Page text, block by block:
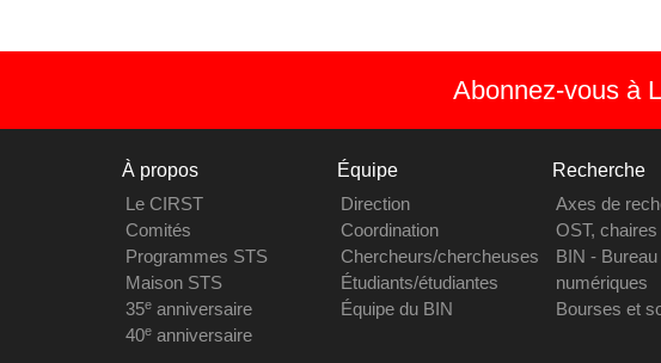
Abonnez-vous à
À propos
Le CIRST
Comités
Programmes STS
Maison STS
35eanniversaire
40eanniversaire
Équipe
Direction
Coordination
Chercheurs/chercheuses
Étudiants/étudiantes
Équipe du BIN
Recherche
Axes de
OST,
BIN -
numériques
Bourses et